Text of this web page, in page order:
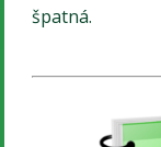
špatná.